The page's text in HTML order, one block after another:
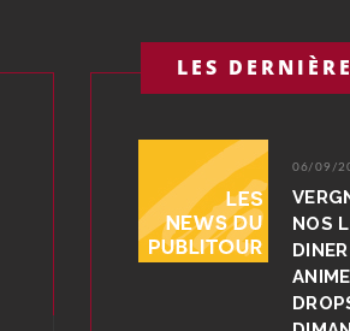
LES
06/09/
NOS